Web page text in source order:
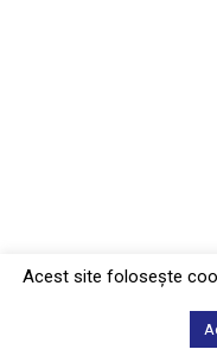
Acest site foloseşte